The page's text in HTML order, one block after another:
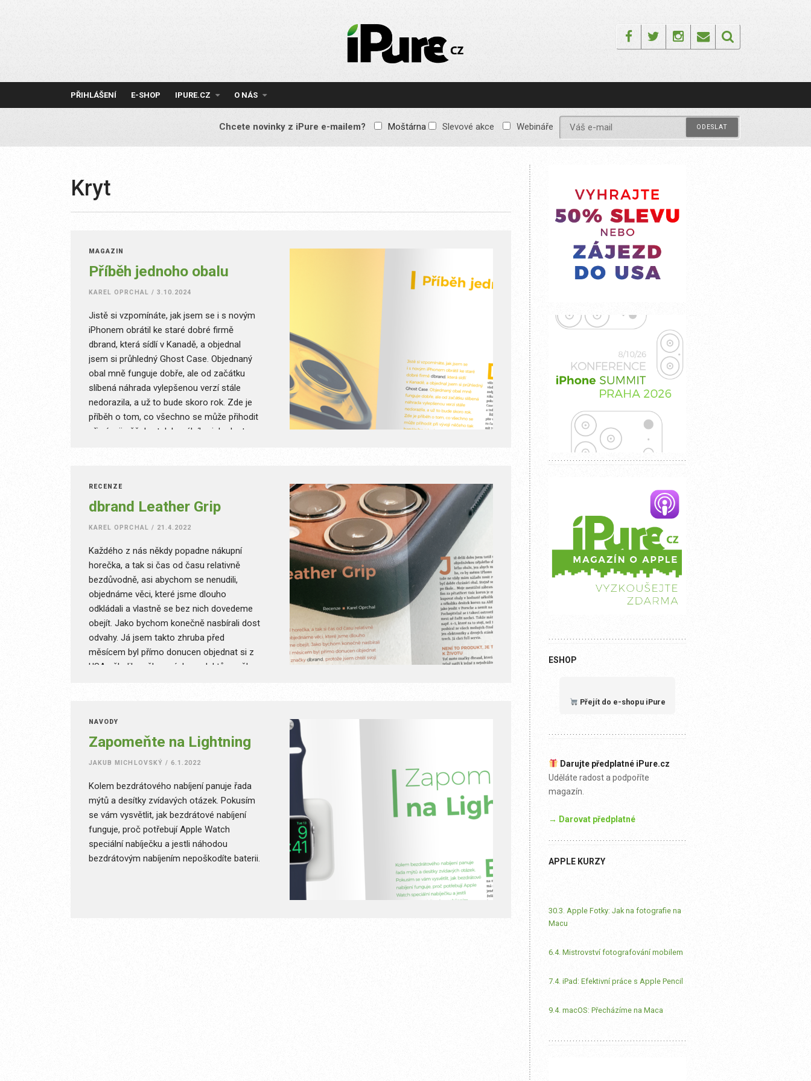
IPURE.CZ
Prémiový Apple e-
reklamy, žádné
obsah pro všechny
FacebookTwitterInstagram
Email
PŘIHLÁŠENÍ E-SHOP IPURE.CZ O NÁS
Chcete novinky z iPure e-mailem? Moštárna Slevové akce Webináře
Kryt
MAGAZÍN
Příběh jednoho obalu
KAREL OPRCHAL / 3.10.2024
Jistě si vzpomínáte, jak jsem se i s novým
iPhonem obrátil ke staré dobré firmě
dbrand, která sídlí v Kanadě, a objednal
jsem si průhledný Ghost Case. Objednaný
obal mně funguje dobře, ale od začátku
slíbená náhrada vylepšenou verzí stále
nedorazila, a už to bude skoro rok. Zde je
příběh o tom, co všechno se může přihodit
při vývoji něčeho tak banálního jako kryt na
RECENZE
dbrand Leather Grip
KAREL OPRCHAL / 21.4.2022
Každého z nás někdy popadne nákupní
horečka, a tak si čas od času relativně
bezdůvodně, asi abychom se nenudili,
objednáme věci, které jsme dlouho
odkládali a vlastně se bez nich dovedeme
obejít. Jako bychom konečně nasbírali dost
odvahy. Já jsem takto zhruba před
měsícem byl přímo donucen objednat si z
USA několik našlapaných produktů značky
NÁVODY
Zapomeňte na Lightning
JAKUB MICHLOVSKÝ / 6.1.2022
Kolem bezdrátového nabíjení panuje řada
mýtů a desítky zvídavých otázek. Pokusím
se vám vysvětlit, jak bezdrátové nabíjení
funguje, proč potřebují Apple Watch
speciální nabíječku a jestli náhodou
bezdrátovým nabíjením nepoškodíte baterii.
ESHOP
Přejít do e-shopu iPure
Darujte předplatné iPure.cz
Uděláte radost a podpoříte
magazín.
→ Darovat předplatné
APPLE KURZY
30.3. Apple Fotky: Jak na fotografie na
Macu
6.4. Mistrovství fotografování mobilem
7.4. iPad: Efektivní práce s Apple Pencil
9.4. macOS: Přecházíme na Maca